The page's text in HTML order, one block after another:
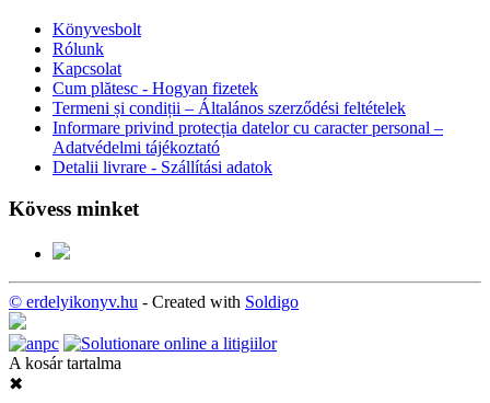
Könyvesbolt
Rólunk
Kapcsolat
Cum plătesc - Hogyan fizetek
Termeni și condiții – Általános szerződési feltételek
Informare privind protecția datelor cu caracter personal –
Adatvédelmi tájékoztató
Detalii livrare - Szállítási adatok
Kövess minket
© erdelyikonyv.hu - Created with Soldigo
A kosár tartalma
✖